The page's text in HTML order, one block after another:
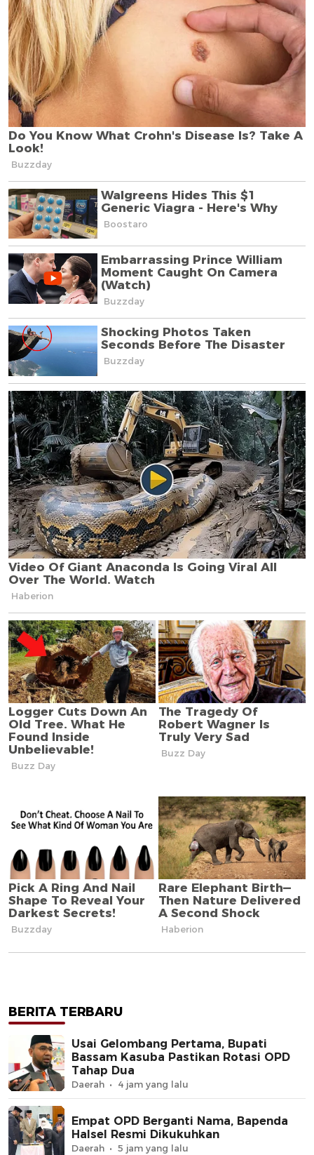
BERITA TERBARU
Usai Gelombang Pertama, Bupati
Bassam Kasuba Pastikan Rotasi OPD
Tahap Dua
Daerah 4 jam yang lalu
Empat OPD Berganti Nama, Bapenda
Halsel Resmi Dikukuhkan
Daerah 5 jam yang lalu